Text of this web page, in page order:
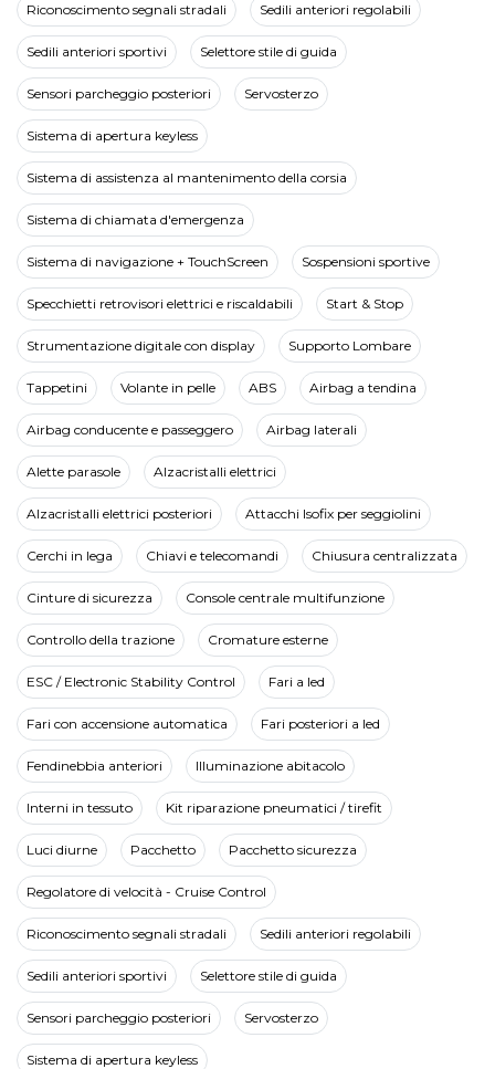
Riconoscimento segnali stradali Sedili anteriori regolabili
Sedili anteriori sportivi Selettore stile di guida
Sensori parcheggio posteriori Servosterzo
Sistema di apertura keyless
Sistema di assistenza al mantenimento della corsia
Sistema di chiamata d'emergenza
Sistema di navigazione + TouchScreen Sospensioni sportive
Specchietti retrovisori elettrici e riscaldabili Start & Stop
Strumentazione digitale con display Supporto Lombare
Tappetini Volante in pelle ABS Airbag a tendina
Airbag conducente e passeggero Airbag laterali
Alette parasole Alzacristalli elettrici
Alzacristalli elettrici posteriori Attacchi Isofix per seggiolini
Cerchi in lega Chiavi e telecomandi Chiusura centralizzata
Cinture di sicurezza Console centrale multifunzione
Controllo della trazione Cromature esterne
ESC / Electronic Stability Control Fari a led
Fari con accensione automatica Fari posteriori a led
Fendinebbia anteriori Illuminazione abitacolo
Interni in tessuto Kit riparazione pneumatici / tirefit
Luci diurne Pacchetto Pacchetto sicurezza
Regolatore di velocità - Cruise Control
Riconoscimento segnali stradali Sedili anteriori regolabili
Sedili anteriori sportivi Selettore stile di guida
Sensori parcheggio posteriori Servosterzo
Sistema di apertura keyless